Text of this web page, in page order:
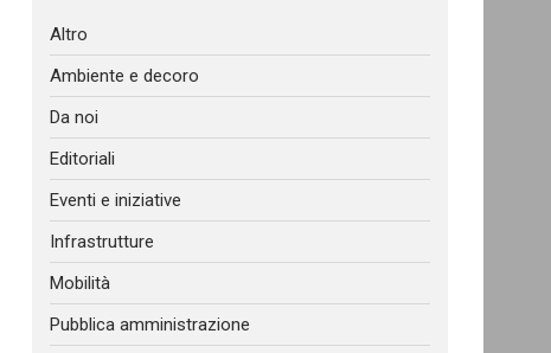
Altro
Ambiente e decoro
Da noi
Editoriali
Eventi e iniziative
Infrastrutture
Mobilità
Pubblica amministrazione